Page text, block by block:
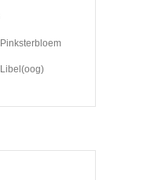
Pinksterbloem
Libel(oog)